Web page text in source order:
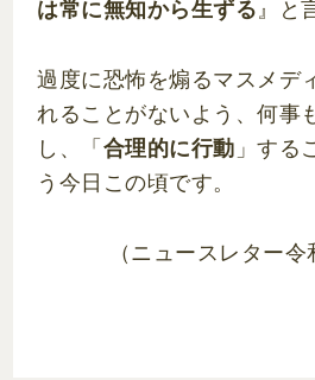
は常に無知から生ずる』と
過度に恐怖を煽るマスメデ
れることがないよう、何事
し、「 合理的に行動 」する
う今日この頃です。
（ニュースレター令